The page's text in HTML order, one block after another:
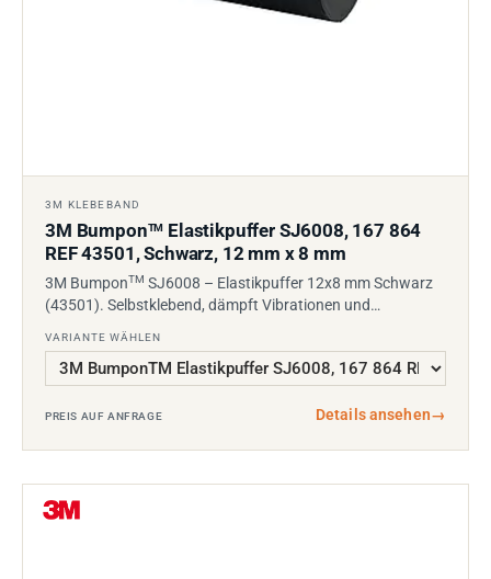
3M KLEBEBAND
3M BumponTM Elastikpuffer SJ6008, 167 864
REF 43501, Schwarz, 12 mm x 8 mm
3M BumponTM SJ6008 – Elastikpuffer 12x8 mm Schwarz
(43501). Selbstklebend, dämpft Vibrationen und…
VARIANTE WÄHLEN
PREIS AUF ANFRAGE Details ansehen→